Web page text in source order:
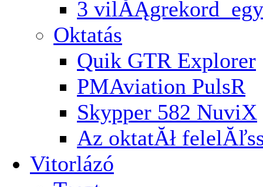
3 vilĂĄgrekord
Oktatás
Quik GTR Explorer
PMAviation PulsR
Skypper 582 NuviX
Az oktatĂł
Vitorlázó